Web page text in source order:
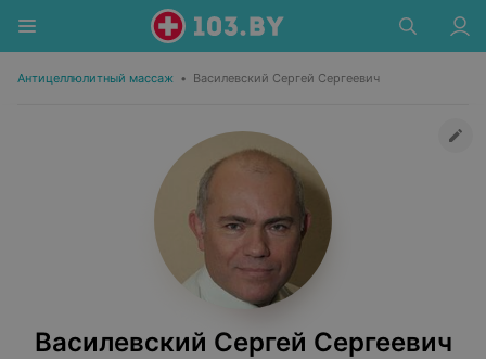
Антицеллюлитный массаж • Василевский Сергей Сергеевич
Василевский Сергей Сергеевич